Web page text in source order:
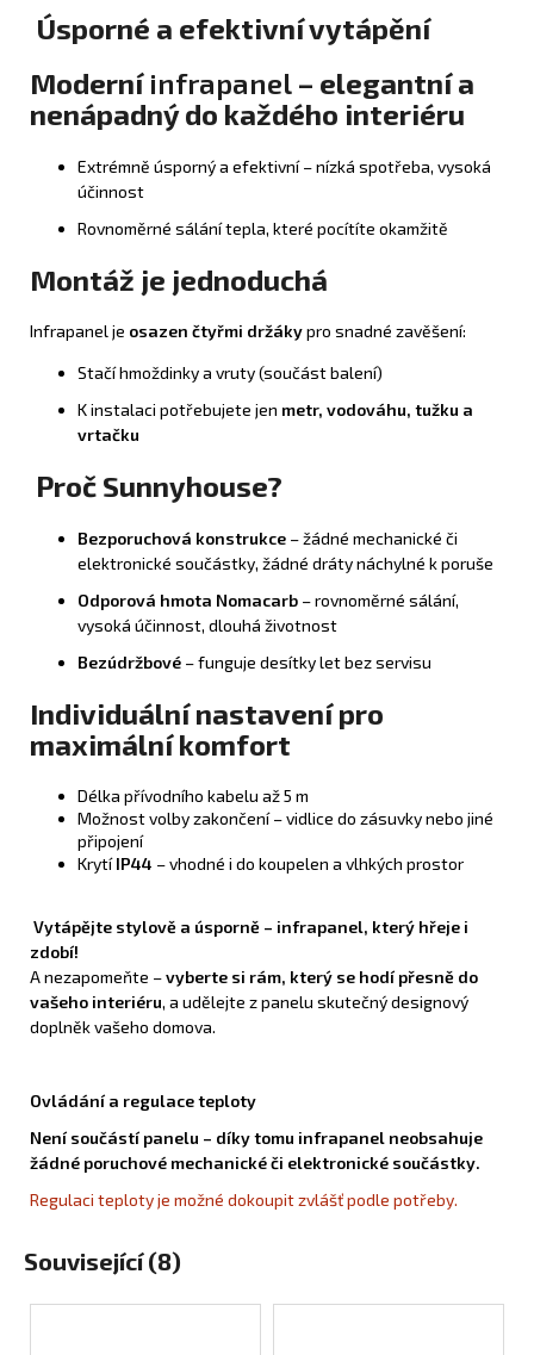
Úsporné a efektivní vytápění
Moderníinfrapanel – elegantní a
nenápadný do každého interiéru
Extrémně úsporný a efektivní – nízká spotřeba, vysoká
účinnost
Rovnoměrné sálání tepla, které pocítíte okamžitě
Montáž je jednoduchá
Infrapanel je osazen čtyřmi držákypro snadné zavěšení:
Stačí hmoždinky a vruty (součást balení)
K instalaci potřebujete jen metr, vodováhu, tužku a
vrtačku
Proč Sunnyhouse?
Bezporuchová konstrukce – žádné mechanické či
elektronické součástky, žádné dráty náchylné k poruše
Odporová hmota Nomacarb – rovnoměrné sálání,
vysoká účinnost, dlouhá životnost
Bezúdržbové – funguje desítky let bez servisu
Individuální nastavení pro
maximální komfort
Délka přívodního kabelu až 5 m
Možnost volby zakončení – vidlice do zásuvky nebo jiné
připojení
KrytíIP44 – vhodné i do koupelen a vlhkých prostor
Vytápějte stylově a úsporně – infrapanel, který hřeje i
zdobí!
A nezapomeňte –vyberte si rám, který se hodí přesně do
vašeho interiéru, a udělejte z panelu skutečný designový
doplněk vašeho domova.
Ovládání a regulace teploty
Není součástí panelu – díky tomu infrapanel neobsahuje
žádné poruchové mechanické či elektronické součástky.
Regulaci teploty je možné dokoupit zvlášť podle potřeby.
Související (8)